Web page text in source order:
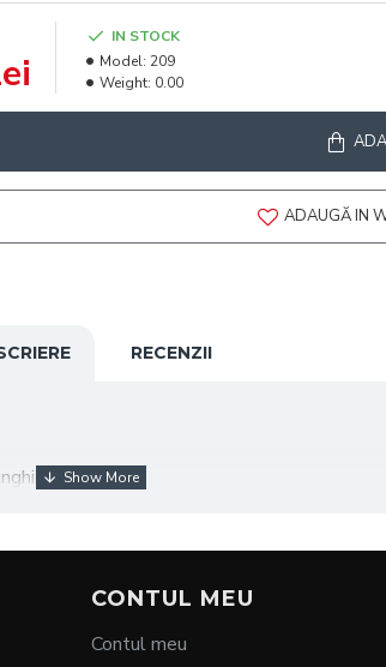
IN STOCK
Model: 209
Weight: 0.00
ADAUGĂ IN
RECENZII
CONTUL MEU
Contul meu